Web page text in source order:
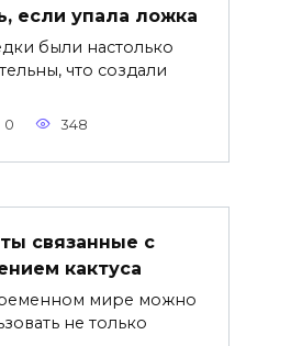
если упала ложка
были настолько
что создали
0 348
связанные с
кактуса
мире можно
не только